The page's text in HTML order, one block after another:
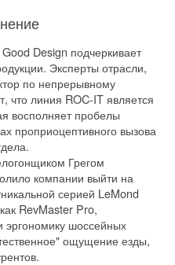
Design подчеркивает
Эксперты отрасли,
по непрерывному
что линия ROC-IT является
восполняет пробелы
проприоцептивного вызова
Грегом
компании выйти на
серией LeMond
RevMaster Pro,
эргономику шоссейных
ощущение езды,